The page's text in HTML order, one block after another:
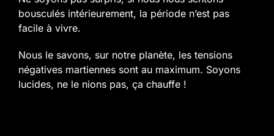
bousculés intérieurement, la période n’est pas
facile à vivre.
Nous le savons, sur notre planète, les tensions
négatives martiennes sont au maximum. Soyons
lucides, ne le nions pas, ça chauffe !